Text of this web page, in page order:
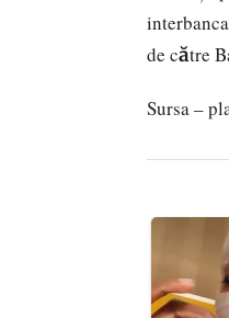
de către
Sursa –